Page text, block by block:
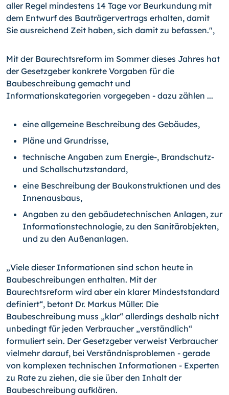
aller Regel mindestens 14 Tage vor Beurkundung mit
dem Entwurf des Bauträgervertrags erhalten, damit
Sie ausreichend Zeit haben, sich damit zu befassen.",
Mit der Baurechtsreform im Sommer dieses Jahres hat
der Gesetzgeber konkrete Vorgaben für die
Baubeschreibung gemacht und
Informationskategorien vorgegeben - dazu zählen ...
eine allgemeine Beschreibung des Gebäudes,
Pläne und Grundrisse,
technische Angaben zum Energie-, Brandschutz-
und Schallschutzstandard,
eine Beschreibung der Baukonstruktionen und des
Innenausbaus,
Angaben zu den gebäudetechnischen Anlagen, zur
Informationstechnologie, zu den Sanitärobjekten,
und zu den Außenanlagen.
„Viele dieser Informationen sind schon heute in
Baubeschreibungen enthalten. Mit der
Baurechtsreform wird aber ein klarer Mindeststandard
definiert“, betont Dr. Markus Müller. Die
Baubeschreibung muss „klar“ allerdings deshalb nicht
unbedingt für jeden Verbraucher „verständlich“
formuliert sein. Der Gesetzgeber verweist Verbraucher
vielmehr darauf, bei Verständnisproblemen - gerade
von komplexen technischen Informationen - Experten
zu Rate zu ziehen, die sie über den Inhalt der
Baubeschreibung aufklären.